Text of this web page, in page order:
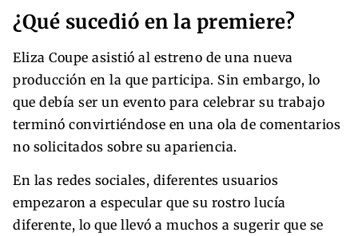
¿Qué sucedió en la premiere?
Eliza Coupe asistió al estreno de una nueva
producción en la que participa. Sin embargo, lo
que debía ser un evento para celebrar su trabajo
terminó convirtiéndose en una ola de comentarios
no solicitados sobre su apariencia.
En las redes sociales, diferentes usuarios
empezaron a especular que su rostro lucía
diferente, lo que llevó a muchos a sugerir que se